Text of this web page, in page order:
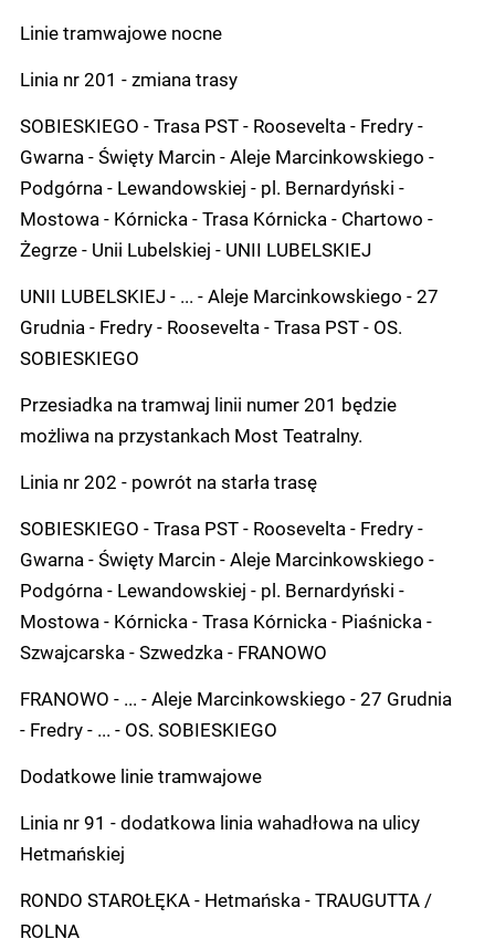
Linie tramwajowe nocne
Linia nr 201 - zmiana trasy
SOBIESKIEGO - Trasa PST - Roosevelta - Fredry -
Gwarna - Święty Marcin - Aleje Marcinkowskiego -
Podgórna - Lewandowskiej - pl. Bernardyński -
Mostowa - Kórnicka - Trasa Kórnicka - Chartowo -
Żegrze - Unii Lubelskiej - UNII LUBELSKIEJ
UNII LUBELSKIEJ - ... - Aleje Marcinkowskiego - 27
Grudnia - Fredry - Roosevelta - Trasa PST - OS.
SOBIESKIEGO
Przesiadka na tramwaj linii numer 201 będzie
możliwa na przystankach Most Teatralny.
Linia nr 202 - powrót na starła trasę
SOBIESKIEGO - Trasa PST - Roosevelta - Fredry -
Gwarna - Święty Marcin - Aleje Marcinkowskiego -
Podgórna - Lewandowskiej - pl. Bernardyński -
Mostowa - Kórnicka - Trasa Kórnicka - Piaśnicka -
Szwajcarska - Szwedzka - FRANOWO
FRANOWO - ... - Aleje Marcinkowskiego - 27 Grudnia
- Fredry - ... - OS. SOBIESKIEGO
Dodatkowe linie tramwajowe
Linia nr 91 - dodatkowa linia wahadłowa na ulicy
Hetmańskiej
RONDO STAROŁĘKA - Hetmańska - TRAUGUTTA /
ROLNA